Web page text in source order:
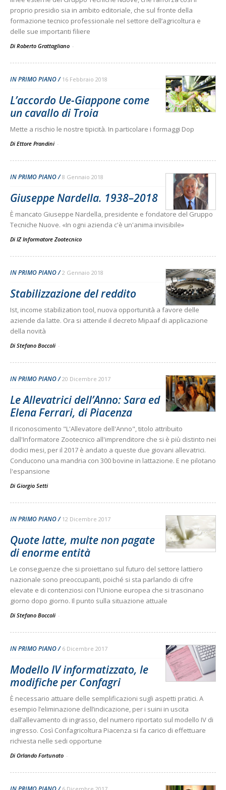
proprio presidio sia in ambito editoriale, che sul fronte della
formazione tecnico professionale nel settore dell’agricoltura e
delle sue importanti filiere
Di Roberto Grattagliano -
IN PRIMO PIANO 16 Febbraio 2018
L’accordo Ue-Giappone come
un cavallo di Troia
Mette a rischio le nostre tipicità. In particolare i formaggi Dop
Di Ettore Prandini -
IN PRIMO PIANO 8 Gennaio 2018
Giuseppe Nardella. 1938–2018
È mancato Giuseppe Nardella, presidente e fondatore del Gruppo
Tecniche Nuove. «In ogni azienda c'è un'anima invisibile»
Di IZ Informatore Zootecnico
IN PRIMO PIANO 2 Gennaio 2018
Stabilizzazione del reddito
Ist, income stabilization tool, nuova opportunità a favore delle
aziende da latte. Ora si attende il decreto Mipaaf di applicazione
della novità
Di Stefano Boccoli -
IN PRIMO PIANO 20 Dicembre 2017
Le Allevatrici dell’Anno: Sara ed
Elena Ferrari, di Piacenza
Il riconoscimento "L'Allevatore dell'Anno", titolo attribuito
dall'Informatore Zootecnico all'imprenditore che si è più distinto nei
dodici mesi, per il 2017 è andato a queste due giovani allevatrici.
Conducono una mandria con 300 bovine in lattazione. E ne pilotano
l'espansione
Di Giorgio Setti
IN PRIMO PIANO 12 Dicembre 2017
Quote latte, multe non pagate
di enorme entità
Le conseguenze che si proiettano sul futuro del settore lattiero
nazionale sono preoccupanti, poiché si sta parlando di cifre
elevate e di contenziosi con l'Unione europea che si trascinano
giorno dopo giorno. Il punto sulla situazione attuale
Di Stefano Boccoli -
IN PRIMO PIANO 6 Dicembre 2017
Modello IV informatizzato, le
modifiche per Confagri
È necessario attuare delle semplificazioni sugli aspetti pratici. A
esempio l’eliminazione dell’indicazione, per i suini in uscita
dall’allevamento di ingrasso, del numero riportato sul modello IV di
ingresso. Così Confagricoltura Piacenza si fa carico di effettuare
richiesta nelle sedi opportune
Di Orlando Fortunato -
6 Dicembre 2017